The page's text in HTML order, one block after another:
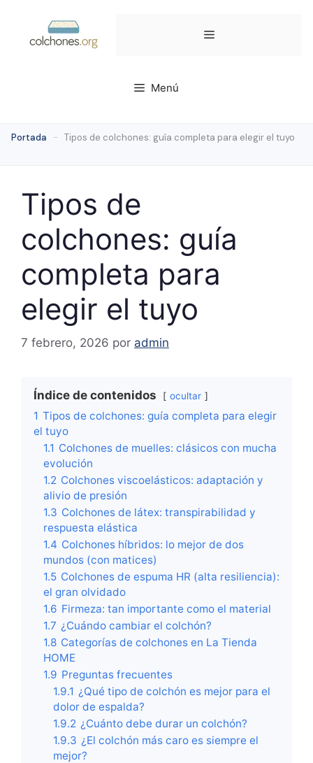
contenido
Menú
Menú
Portada - Tipos de colchones: guía completa para elegir el tuyo
Tipos de
colchones: guía
completa para
elegir el tuyo
7 febrero, 2026 por admin
Índice de contenidos ocultar
1 Tipos de colchones: guía completa para elegir
el tuyo
1.1 Colchones de muelles: clásicos con mucha
evolución
1.2 Colchones viscoelásticos: adaptación y
alivio de presión
1.3 Colchones de látex: transpirabilidad y
respuesta elástica
1.4 Colchones híbridos: lo mejor de dos
mundos (con matices)
1.5 Colchones de espuma HR (alta resiliencia):
el gran olvidado
1.6 Firmeza: tan importante como el material
1.7 ¿Cuándo cambiar el colchón?
1.8 Categorías de colchones en La Tienda
HOME
1.9 Preguntas frecuentes
1.9.1 ¿Qué tipo de colchón es mejor para el
dolor de espalda?
1.9.2 ¿Cuánto debe durar un colchón?
1.9.3 ¿El colchón más caro es siempre el
mejor?